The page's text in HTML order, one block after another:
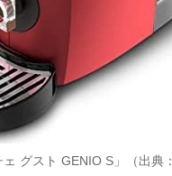
グスト GENIO S」（出典：